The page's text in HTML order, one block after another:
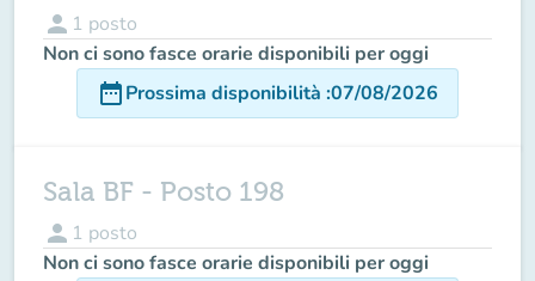
person 1 posto
Non ci sono fasce orarie disponibili per oggi
date_rangeProssima disponibilità :07/08/2026
Sala BF - Posto 198
person 1 posto
Non ci sono fasce orarie disponibili per oggi